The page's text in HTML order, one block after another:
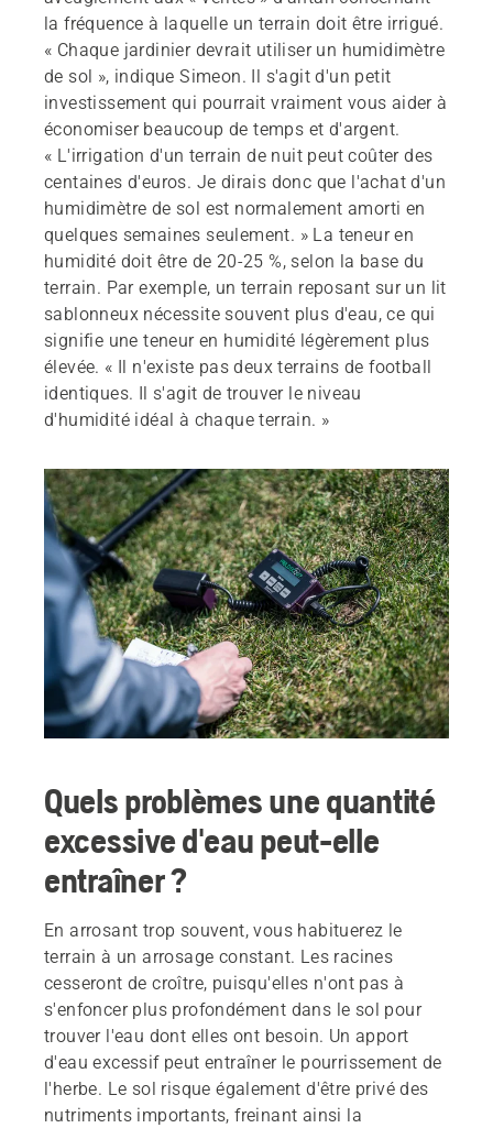
la fréquence à laquelle un terrain doit être irrigué.
« Chaque jardinier devrait utiliser un humidimètre
de sol », indique Simeon. Il s'agit d'un petit
investissement qui pourrait vraiment vous aider à
économiser beaucoup de temps et d'argent.
« L'irrigation d'un terrain de nuit peut coûter des
centaines d'euros. Je dirais donc que l'achat d'un
humidimètre de sol est normalement amorti en
quelques semaines seulement. » La teneur en
humidité doit être de 20-25 %, selon la base du
terrain. Par exemple, un terrain reposant sur un lit
sablonneux nécessite souvent plus d'eau, ce qui
signifie une teneur en humidité légèrement plus
élevée. « Il n'existe pas deux terrains de football
identiques. Il s'agit de trouver le niveau
d'humidité idéal à chaque terrain. »
Quels problèmes une quantité
excessive d'eau peut-elle
entraîner ?
En arrosant trop souvent, vous habituerez le
terrain à un arrosage constant. Les racines
cesseront de croître, puisqu'elles n'ont pas à
s'enfoncer plus profondément dans le sol pour
trouver l'eau dont elles ont besoin. Un apport
d'eau excessif peut entraîner le pourrissement de
l'herbe. Le sol risque également d'être privé des
nutriments importants, freinant ainsi la